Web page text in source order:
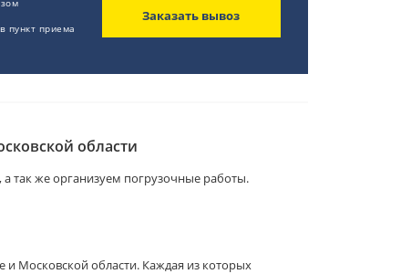
пункт приема
Заказать вывоз
области
так же организуем погрузочные работы.
и Московской области. Каждая из которых